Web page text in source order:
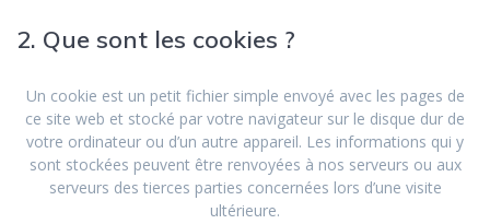
2. Que sont les cookies ?
Un cookie est un petit fichier simple envoyé avec les pages de
ce site web et stocké par votre navigateur sur le disque dur de
votre ordinateur ou d’un autre appareil. Les informations qui y
sont stockées peuvent être renvoyées à nos serveurs ou aux
serveurs des tierces parties concernées lors d’une visite
ultérieure.